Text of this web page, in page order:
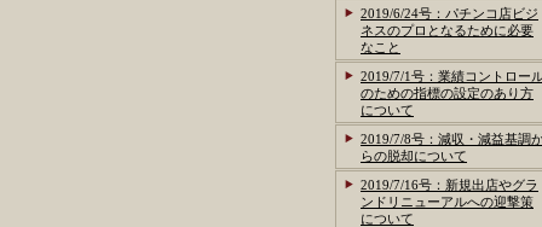
2019/6/24号：パチンコ店ビジ
ネスのプロとなるために必要
なこと
2019/7/1号：業績コントロー
のための指標の設定のあり方
について
2019/7/8号：減収・減益基調
らの脱却について
2019/7/16号：新規出店やグラ
ンドリニューアルへの迎撃策
について